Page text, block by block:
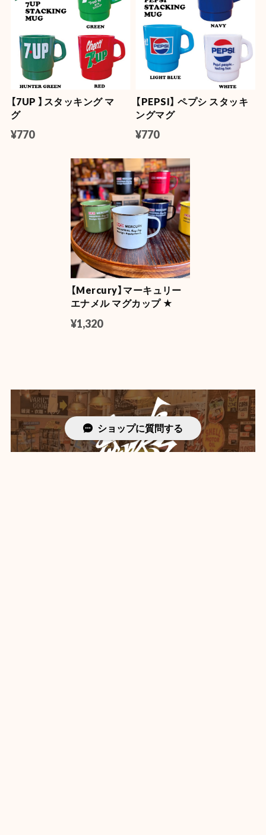
【7UP 】スタッキング マ
グ
¥770
【PEPSI】 ペプシ スタッキ
ングマグ
¥770
【Mercury】マーキュリー
エナメル マグカップ ★
¥1,320
ショップに質問する